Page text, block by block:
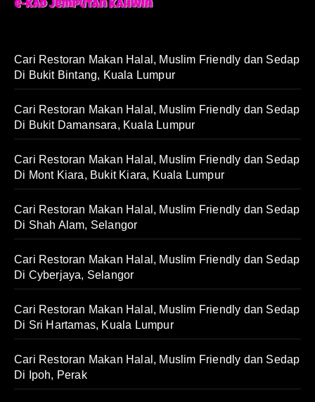
Cari Restoran Makan Halal, Muslim Friendly dan Sedap
Di Bukit Bintang, Kuala Lumpur
Cari Restoran Makan Halal, Muslim Friendly dan Sedap
Di Bukit Damansara, Kuala Lumpur
Cari Restoran Makan Halal, Muslim Friendly dan Sedap
Di Mont Kiara, Bukit Kiara, Kuala Lumpur
Cari Restoran Makan Halal, Muslim Friendly dan Sedap
Di Shah Alam, Selangor
Cari Restoran Makan Halal, Muslim Friendly dan Sedap
Di Cyberjaya, Selangor
Cari Restoran Makan Halal, Muslim Friendly dan Sedap
Di Sri Hartamas, Kuala Lumpur
Cari Restoran Makan Halal, Muslim Friendly dan Sedap
Di Ipoh, Perak